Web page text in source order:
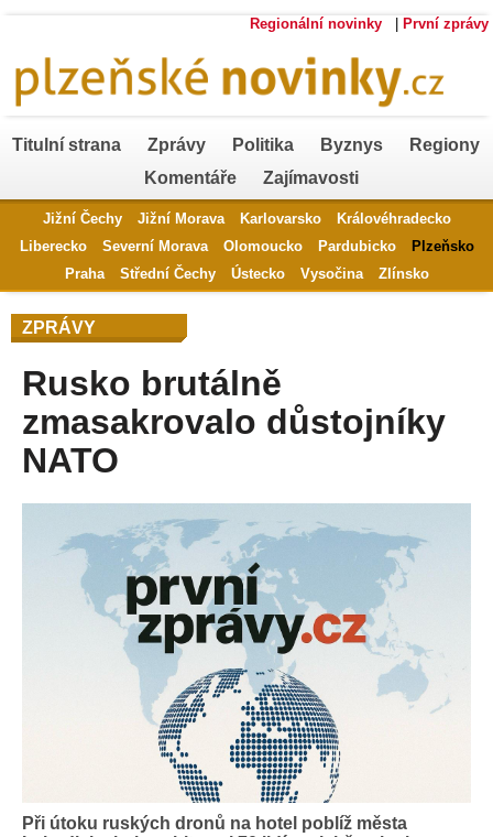
Regionální novinky První zprávy
Titulní strana Zprávy Politika Byznys
Regiony
Komentáře
Zajímavosti
Jižní Čechy Jižní Morava Karlovarsko
Královéhradecko
Liberecko
Severní Morava Olomoucko Pardubicko
Plzeňsko
Praha
Střední Čechy Ústecko Vysočina Zlínsko
ZPRÁVY
Rusko brutálně
zmasakrovalo důstojníky
NATO
Při útoku ruských dronů na hotel poblíž města